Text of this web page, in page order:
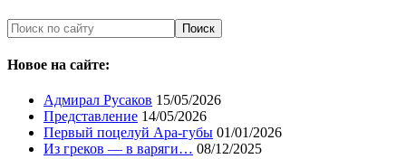
Новое на сайте:
Адмирал Русаков 15/05/2026
Представление 14/05/2026
Первый поцелуй Ара-губы 01/01/2026
Из греков — в варяги… 08/12/2025